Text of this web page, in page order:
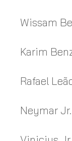
Wissam
Karim
Rafael
Neymar